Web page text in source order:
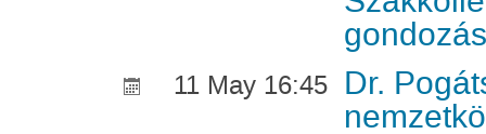
11 May 16:45 Dr.